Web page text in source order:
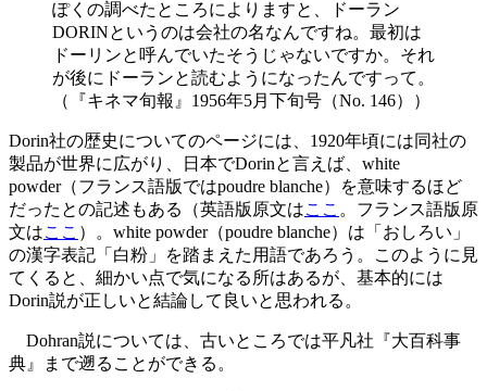
ぽくの調べたところによりますと、ドーラン
DORINというのは会社の名なんですね。最初は
ドーリンと呼んでいたそうじゃないですか。それ
が後にドーランと読むようになったんですって。
（『キネマ旬報』1956年5月下旬号（No. 146））
Dorin社の歴史についてのページには、1920年頃には同社の
製品が世界に広がり、日本でDorinと言えば、white
powder（フランス語版ではpoudre blanche）を意味するほど
だったとの記述もある（英語版原文はここ 。フランス語版原
文はここ ）。white powder（poudre blanche）は「おしろい」
の漢字表記「白粉」を踏まえた用語であろう。このように見
てくると、細かい点で気になる所はあるが、基本的には
Dorin説が正しいと結論して良いと思われる。
Dohran説については、古いところでは平凡社『大百科事
典』まで遡ることができる。